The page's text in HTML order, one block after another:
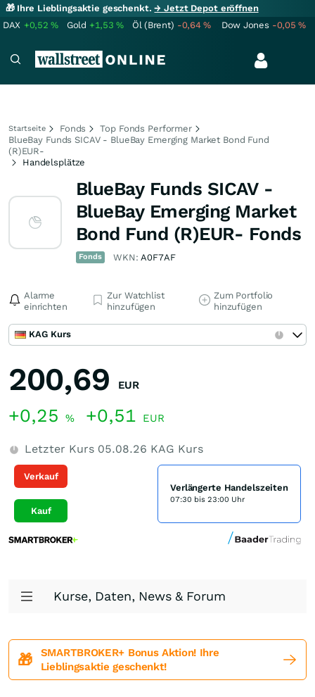
🎁 Ihre Lieblingsaktie geschenkt.→ Jetzt Depot eröffnen
DAX +0,52% Gold +1,53% Öl (Brent) -0,64% Dow Jones -0,05%
Startseite Fonds
Top Fonds Performer
BlueBay Funds SICAV - BlueBay Emerging Market Bond Fund
(R)EUR-
Handelsplätze
BlueBay Funds SICAV -
BlueBay Emerging Market
Bond Fund (R)EUR- Fonds
Fonds WKN:A0F7AF
Alarme
einrichten
Zur Watchlist
hinzufügen
Zum Portfolio
hinzufügen
KAG Kurs
200,69 EUR
+0,25 % +0,51 EUR
Letzter Kurs 05.08.26 KAG Kurs
Verkauf
Kauf
Verlängerte Handelszeiten
07:30 bis 23:00 Uhr
Kurse, Daten, News & Forum
🎁
SMARTBROKER+ Bonus Aktion! Ihre
Lieblingsaktie geschenkt!